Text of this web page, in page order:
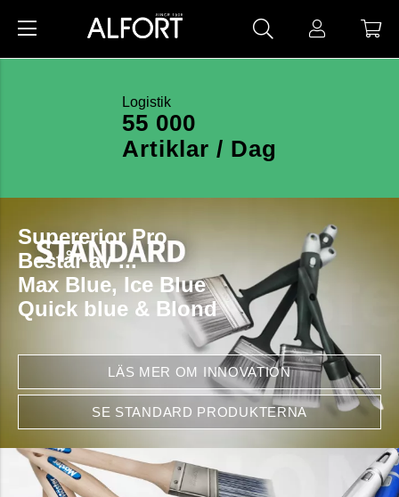
Logistik
55 000
Artiklar / Dag
Supererior Pro
Består av ...
Max Blue, Ice Blue
Quick blue & Blond
LÄS MER OM INNOVATION
SE STANDARD PRODUKTERNA